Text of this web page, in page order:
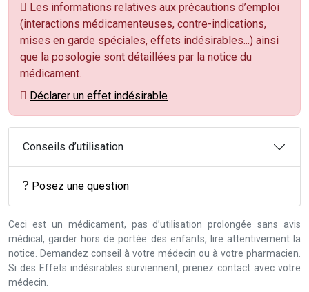
Les informations relatives aux précautions d’emploi
(interactions médicamenteuses, contre-indications,
mises en garde spéciales, effets indésirables...) ainsi
que la posologie sont détaillées par la notice du
médicament.
Déclarer un effet indésirable
Conseils d’utilisation
Posez une question
Ceci est un médicament, pas d’utilisation prolongée sans avis
médical, garder hors de portée des enfants, lire attentivement la
notice. Demandez conseil à votre médecin ou à votre pharmacien.
Si des Effets indésirables surviennent, prenez contact avec votre
médecin.